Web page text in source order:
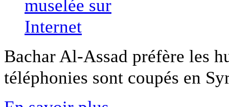
Bachar Al-Assad préfère les
téléphonies sont coupés en